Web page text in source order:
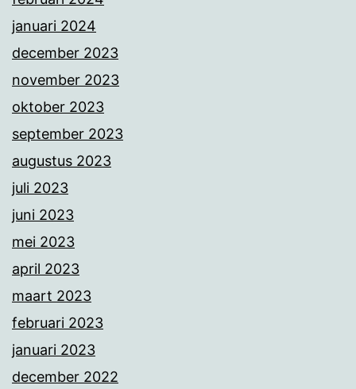
januari 2024
december 2023
november 2023
oktober 2023
september 2023
augustus 2023
juli 2023
juni 2023
mei 2023
april 2023
maart 2023
februari 2023
januari 2023
december 2022